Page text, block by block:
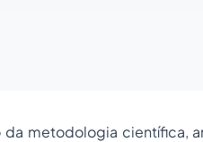
da metodologia científica,